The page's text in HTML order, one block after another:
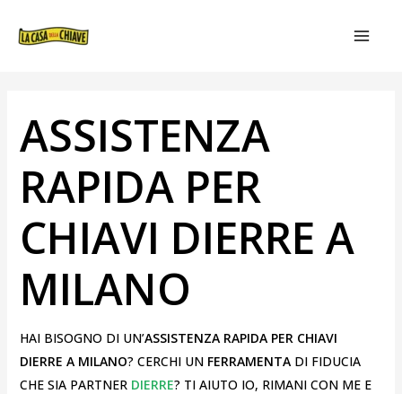
ASSISTENZA
RAPIDA PER
CHIAVI DIERRE A
MILANO
HAI BISOGNO DI UN’ASSISTENZA RAPIDA PER CHIAVI
DIERRE A MILANO? CERCHI UN FERRAMENTA DI FIDUCIA
CHE SIA PARTNER DIERRE? TI AIUTO IO, RIMANI CON ME E
ARTICOLI